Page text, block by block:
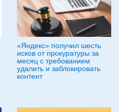
«Яндекс» получил шесть
исков от прокуратуры за
месяц с требованием
удалить и заблокировать
контент